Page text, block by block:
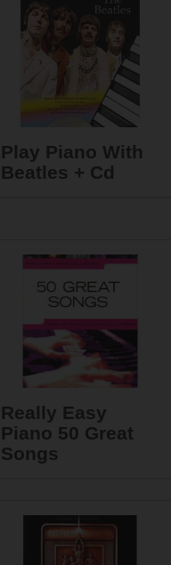
Play Piano With
Beatles + Cd
Really Easy
Piano 50 Great
Songs